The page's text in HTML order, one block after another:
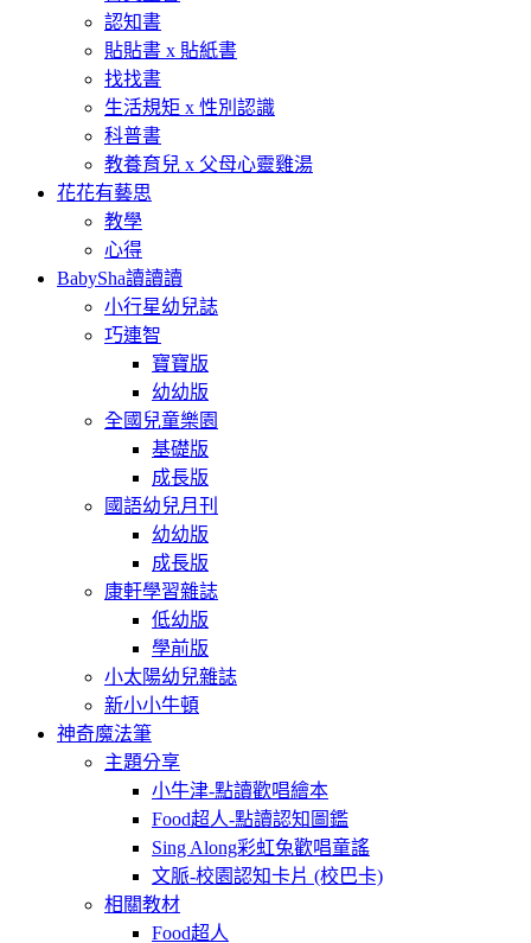
認知書
貼貼書 x 貼紙書
找找書
生活規矩 x 性別認識
科普書
教養育兒 x 父母心靈雞湯
花花有藝思
教學
心得
BabySha讀讀讀
小行星幼兒誌
巧連智
寶寶版
幼幼版
全國兒童樂園
基礎版
成長版
國語幼兒月刊
幼幼版
成長版
康軒學習雜誌
低幼版
學前版
小太陽幼兒雜誌
新小小牛頓
神奇魔法筆
主題分享
小牛津-點讀歡唱繪本
Food超人-點讀認知圖鑑
Sing Along彩虹兔歡唱童謠
文脈-校園認知卡片 (校巴卡)
相關教材
Food超人